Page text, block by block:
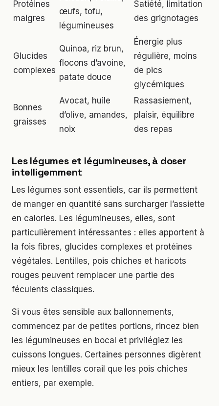
Protéines
maigres
œufs, tofu,
légumineuses
Satiété, limitation
des grignotages
Glucides
complexes
Quinoa, riz brun,
flocons d’avoine,
patate douce
Énergie plus
régulière, moins
de pics
glycémiques
Bonnes
graisses
Avocat, huile
d’olive, amandes,
noix
Rassasiement,
plaisir, équilibre
des repas
Les légumes et légumineuses, à doser
intelligemment
Les légumes sont essentiels, car ils permettent
de manger en quantité sans surcharger l’assiette
en calories. Les légumineuses, elles, sont
particulièrement intéressantes : elles apportent à
la fois fibres, glucides complexes et protéines
végétales. Lentilles, pois chiches et haricots
rouges peuvent remplacer une partie des
féculents classiques.
Si vous êtes sensible aux ballonnements,
commencez par de petites portions, rincez bien
les légumineuses en bocal et privilégiez les
cuissons longues. Certaines personnes digèrent
mieux les lentilles corail que les pois chiches
entiers, par exemple.